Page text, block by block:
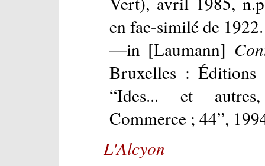
en fac-similé de 1922.
—in [Laumann]
Bruxelles : Éditions
“Ides... et
Commerce ; 44”,
L'Alcyon